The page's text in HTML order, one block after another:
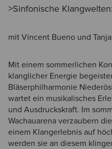
>Sinfonische
mit Vincent Bueno und
Mit einem sommerlichen
klanglicher Energie
Bläserphilharmonie
wartet ein musikalisches
und Ausdruckskraft. Im
Wachauarena verzaubern
einem Klangerlebnis auf
werden sie an diesem